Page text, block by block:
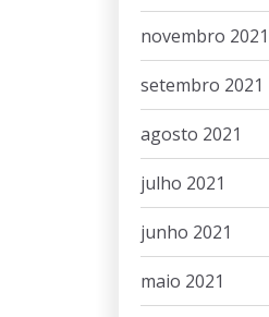
novembro 2021
setembro 2021
agosto 2021
julho 2021
junho 2021
maio 2021